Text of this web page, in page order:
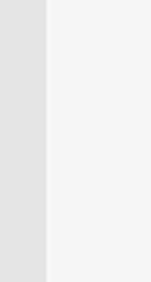
همان اجرای
گذشته مسائل و‌
منشأ گشایش
این سفر در
شود.